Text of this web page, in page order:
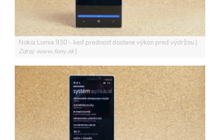
Nokia Lumia 930 - keď prednosť dostane výkon pred výdržou
Zdroj: www.fony.sk